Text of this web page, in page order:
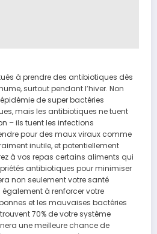
à prendre des antibiotiques dès
surtout pendant l’hiver. Non
de super bactéries
mais les antibiotiques ne tuent
– ils tuent les infections
pour des maux viraux comme
inutile, et potentiellement
à vos repas certains aliments qui
antibiotiques pour minimiser
non seulement votre santé
à renforcer votre
et les mauvaises bactéries
70% de votre système
une meilleure chance de